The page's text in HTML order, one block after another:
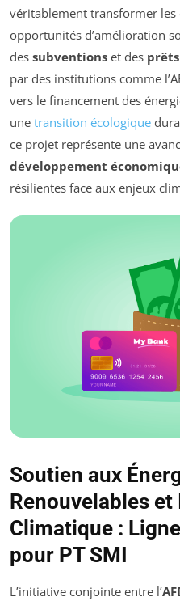
véritablement transformer
opportunités d’amélioration
des subventions et des
par des institutions comme
vers le financement des
une transition écologique
ce projet représente une
développement
résilientes face aux enjeux
Soutien aux
Renouvelables
Climatique :
pour PT SMI
L’initiative conjointe entre l’